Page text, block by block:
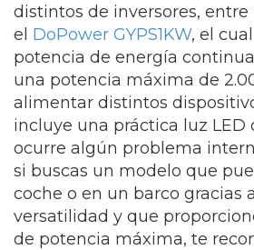
distintos de inversores, entre
el DoPower GYPS1KW, el
potencia de energía
una potencia máxima de
alimentar distintos
incluye una práctica luz LED
ocurre algún problema
si buscas un modelo que
coche o en un barco gracias
versatilidad y que
de potencia máxima, te